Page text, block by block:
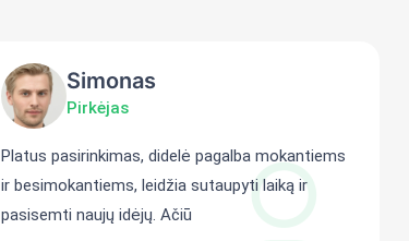
Simonas
Pirkėjas
Platus pasirinkimas, didelė pagalba mokantiems
ir besimokantiems, leidžia sutaupyti laiką ir
pasisemti naujų idėjų. Ačiū